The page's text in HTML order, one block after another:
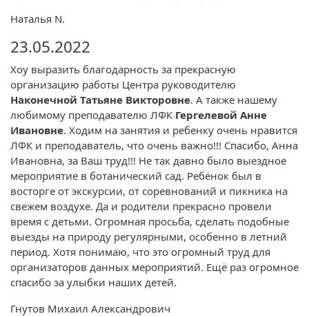
Наталья N.
23.05.2022
Хоу выразить благодарность за прекрасную
организацию работы Центра руководителю
Наконечной Татьяне Викторовне. А также нашему
любимому преподавателю ЛФК Гергелевой Анне
Ивановне. Ходим на занятия и ребенку очень нравится
ЛФК и преподаватель, что очень важно!!! Спасибо, Анна
Ивановна, за Ваш труд!!! Не так давно было выездное
мероприятие в ботанический сад. Ребёнок был в
восторге от экскурсии, от соревнований и пикника на
свежем воздухе. Да и родители прекрасно провели
время с детьми. Огромная просьба, сделать подобные
выезды на природу регулярными, особенно в летний
период. Хотя понимаю, что это огромный труд для
организаторов данных мероприятий. Ещё раз огромное
спасибо за улыбки наших детей.
Гнутов Михаил Александрович